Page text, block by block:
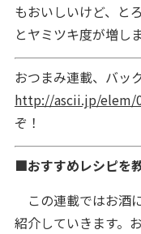
もおいしいけど、と
とヤミツキ度が増し
おつまみ連載、バッ
http://ascii.jp/elem/
ぞ！
■おすすめレシピを
この連載ではお酒
紹介していきます。